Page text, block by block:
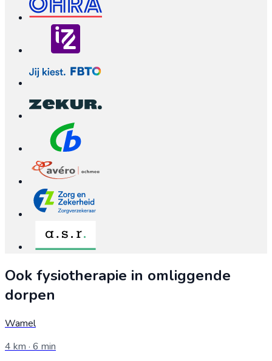
Ook fysiotherapie in omliggende
dorpen
Wamel
4 km · 6 min